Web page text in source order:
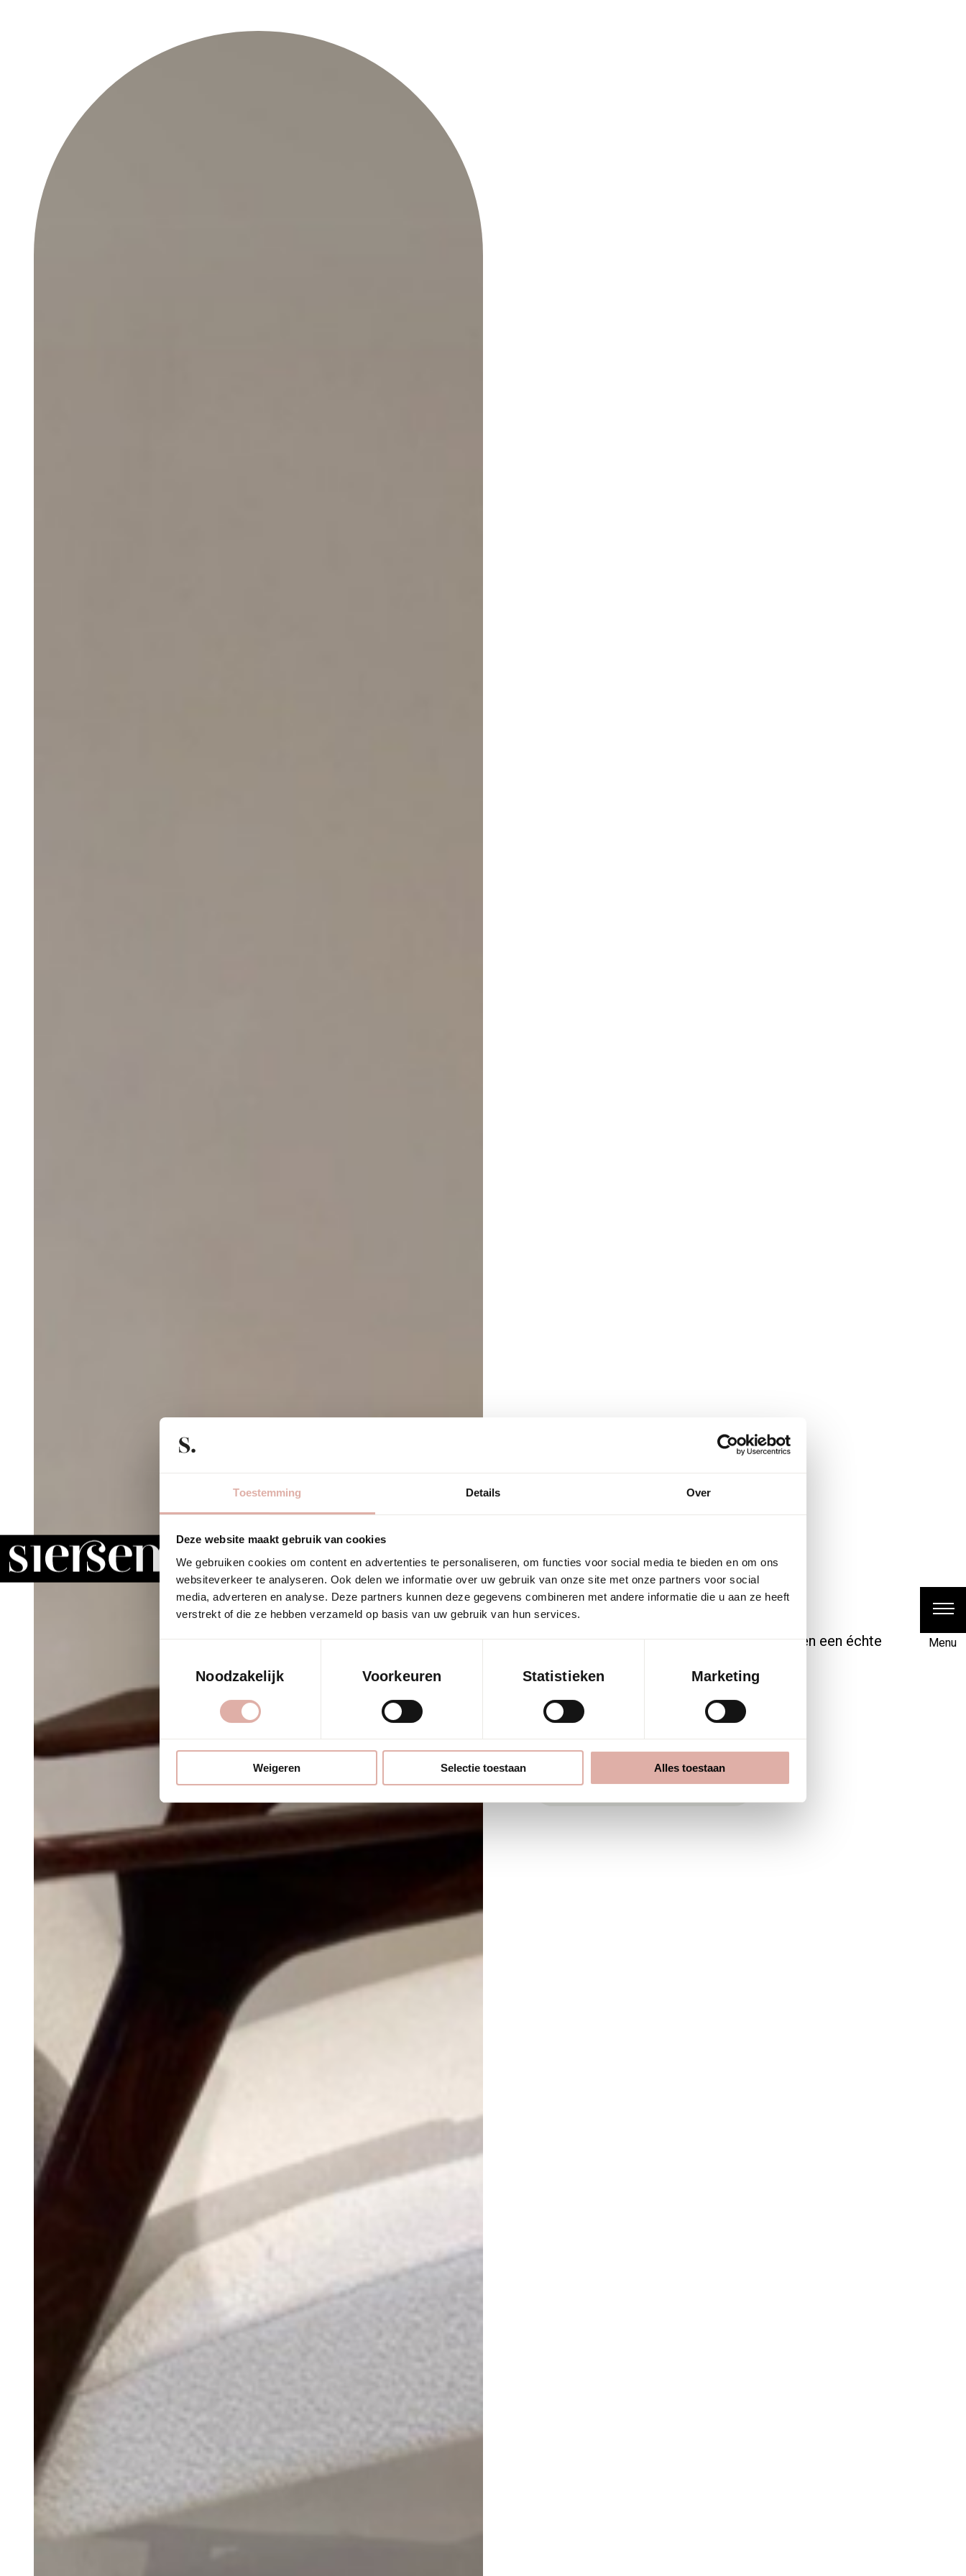
Toestemming Details Over
Deze website maakt gebruik van cookies
We gebruiken cookies om content en advertenties te personaliseren, om functies voor social media te bieden en om ons
websiteverkeer te analyseren. Ook delen we informatie over uw gebruik van onze site met onze partners voor social
media, adverteren en analyse. Deze partners kunnen deze gegevens combineren met andere informatie die u aan ze heeft
verstrekt of die ze hebben verzameld op basis van uw gebruik van hun services.
Noodzakelijk Voorkeuren Statistieken Marketing
Weigeren Selectie toestaan Alles toestaan
Menu
Pastoe
fauteuils.
Deze prachtige Pastoe dame en heer hebben een échte
Foto's: Siersema Stoffeerders